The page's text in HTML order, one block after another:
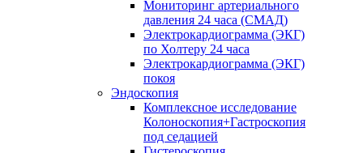
Мониторинг артериального
давления 24 часа (СМАД)
Электрокардиограмма (ЭКГ)
по Холтеру 24 часа
Электрокардиограмма (ЭКГ)
покоя
Эндоскопия
Комплексное исследование
Колоноскопия+Гастроскопия
под седацией